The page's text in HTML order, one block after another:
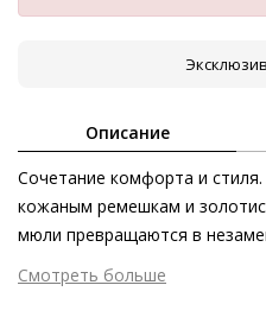
Описание
Сочетание комфорта и
кожаным ремешкам и
мюли превращаются в
Элегантная и невероятно
дополнит летний и отпускной
Смотреть больше